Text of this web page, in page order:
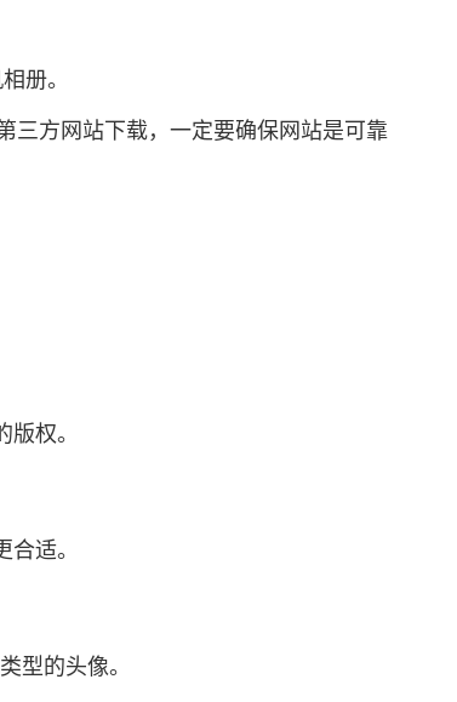
册。
三方网站下载，一定要确保网站是可靠
权。
适。
型的头像。